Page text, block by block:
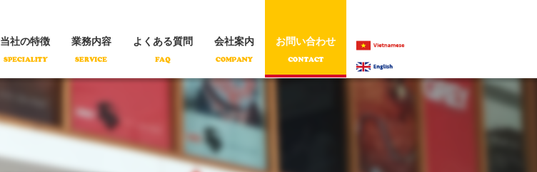
当社の特徴 業務内容 よくある質問 会社案内 お問い合わせ
VIETNAMESE
ENGLISH